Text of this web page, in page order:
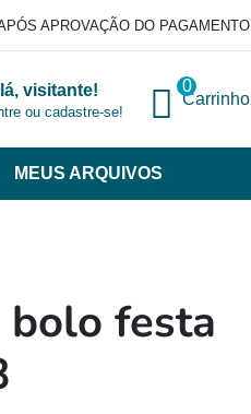
APROVAÇÃO DO PAGAMENTO
visitante!
ou cadastre-se!
0
Carrinho
MEUS ARQUIVOS
festa